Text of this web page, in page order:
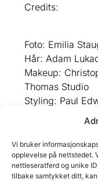
Vi bruker
opplevelse på nettstedet.
nettleseratferd og unike
tilbake samtykket ditt,
Credits:
Foto: Emilia
Hår: Adam
Makeup:
Thomas Studio
Styling: Paul
Cat
Moteassistenter:
Produksjon:
Rachel Allison
Stor takk til: